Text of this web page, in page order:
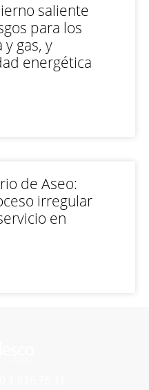
saliente
para los
gas, y
energética
de Aseo:
irregular
en